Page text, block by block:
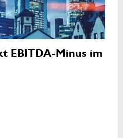
EBITDA-Minus im